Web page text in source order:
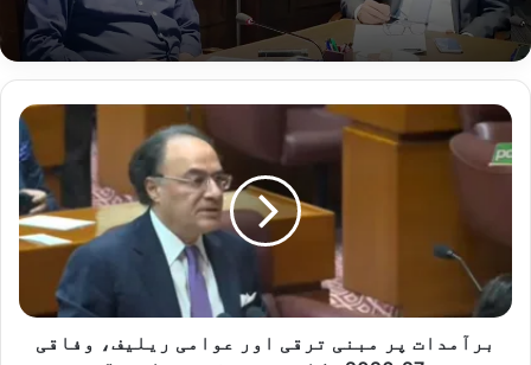
برآمدات
پر
مبنی
ریلیف،
وفاقی
بجٹ
برآمدات پر مبنی ترقی اور عوامی ریلیف، وفاقی